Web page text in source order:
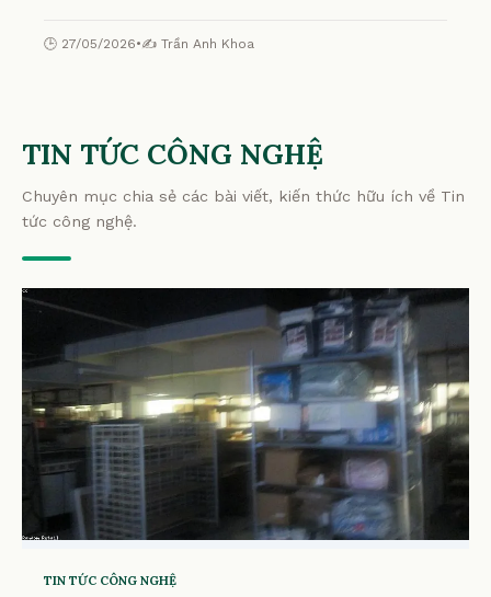
🕒 27/05/2026•✍️ Trần Anh Khoa
TIN TỨC CÔNG NGHỆ
Chuyên mục chia sẻ các bài viết, kiến thức hữu ích về Tin
tức công nghệ.
TIN TỨC CÔNG NGHỆ